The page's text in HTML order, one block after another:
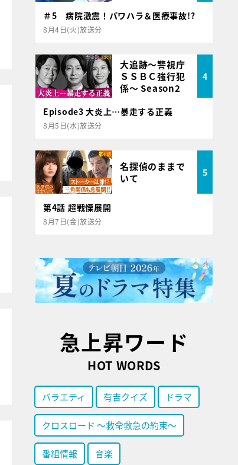
＃5 病院激震！パワハラ＆医療事故!?
8月4日(火)放送分
大追跡～警視庁
ＳＳＢＣ強行犯
係～ Season2
4
Episode3 大炎上…暴走する正義
8月5日(水)放送分
名探偵のままで
いて
5
第4話 超戦慄展開
8月7日(金)放送分
急上昇ワード
HOT WORDS
バラエティ 有吉クイズ ドラマ
クロスロード ～救命救急の約束～
番組情報 音楽